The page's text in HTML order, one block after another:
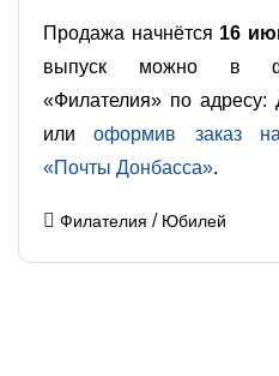
Продажа начнётся 16
выпуск можно в
«Филателия» по адресу:
илиоформив заказ
«Почты Донбасса».
Филателия / Юбилей